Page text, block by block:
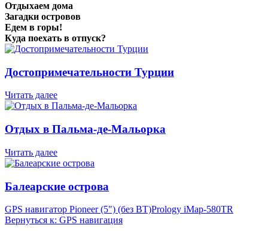
Отдыхаем дома
Загадки островов
Едем в горы!
Куда поехать в отпуск?
Достопримечательности Турции
Читать далее
Отдых в Пальма-де-Мальорка
Читать далее
Балеарские острова
GPS навигатор Pioneer (5") (без BT)Prology iMap-580TR
Вернуться к: GPS навигация